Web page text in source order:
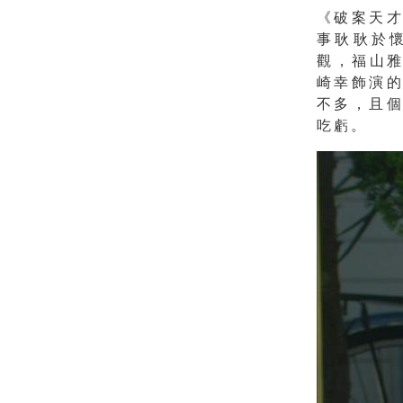
《破案天
事耿耿於
觀，福山
崎幸飾演
不多，且
吃虧。